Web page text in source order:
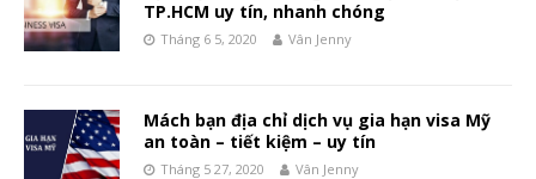
TP.HCM uy tín, nhanh chóng
Tháng 6 5, 2020 Vân Jenny
Mách bạn địa chỉ dịch vụ gia hạn visa Mỹ
an toàn – tiết kiệm – uy tín
Tháng 5 27, 2020 Vân Jenny